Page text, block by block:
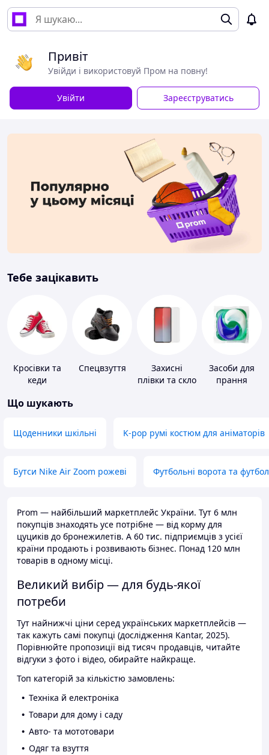
Привіт
Увійди і використовуй Пром на повну!
Увійти Зареєструватись
Тебе зацікавить
Кросівки та
кеди
Спецвзуття
Захисні
плівки та скло
Засоби для
прання
Що шукають
Щоденники шкільні K-pop румі костюм для аніматорів
Бутси Nike Air Zoom рожеві Футбольні ворота та
Prom — найбільший маркетплейс України. Тут 6 млн
покупців знаходять усе потрібне — від корму для
цуциків до бронежилетів. А 60 тис. підприємців з усієї
країни продають і розвивають бізнес. Понад 120 млн
товарів в одному місці.
Великий вибір — для будь-якої
потреби
Тут найнижчі ціни серед українських маркетплейсів —
так кажуть самі покупці (дослідження Kantar, 2025).
Порівнюйте пропозиції від тисяч продавців, читайте
відгуки з фото і відео, обирайте найкраще.
Топ категорій за кількістю замовлень:
Техніка й електроніка
Товари для дому і саду
Авто- та мототовари
Одяг та взуття